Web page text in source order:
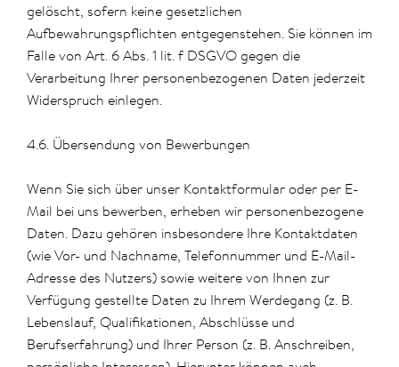
gelöscht, sofern keine gesetzlichen
Aufbewahrungspflichten entgegenstehen. Sie können im
Falle von Art. 6 Abs. 1 lit. f DSGVO gegen die
Verarbeitung Ihrer personenbezogenen Daten jederzeit
Widerspruch einlegen.
4.6. Übersendung von Bewerbungen
Wenn Sie sich über unser Kontaktformular oder per E-
Mail bei uns bewerben, erheben wir personenbezogene
Daten. Dazu gehören insbesondere Ihre Kontaktdaten
(wie Vor- und Nachname, Telefonnummer und E-Mail-
Adresse des Nutzers) sowie weitere von Ihnen zur
Verfügung gestellte Daten zu Ihrem Werdegang (z. B.
Lebenslauf, Qualifikationen, Abschlüsse und
Berufserfahrung) und Ihrer Person (z. B. Anschreiben,